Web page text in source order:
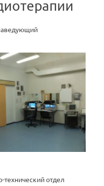
технический отдел